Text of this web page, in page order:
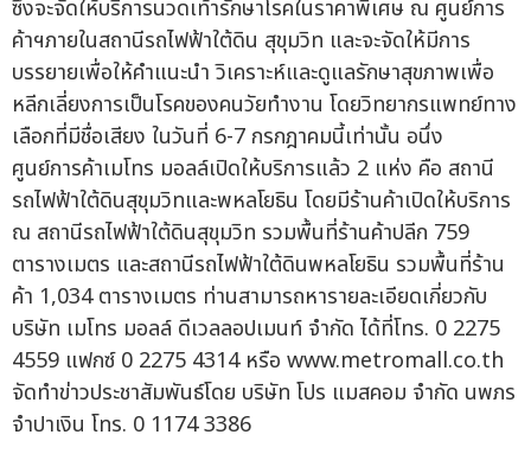
ซึ่งจะจัดให้บริการนวดเท้ารักษาโรคในราคาพิเศษ ณ ศูนย์การ
ค้าฯภายในสถานีรถไฟฟ้าใต้ดิน สุขุมวิท และจะจัดให้มีการ
บรรยายเพื่อให้คำแนะนำ วิเคราะห์และดูแลรักษาสุขภาพเพื่อ
หลีกเลี่ยงการเป็นโรคของคนวัยทำงาน โดยวิทยากรแพทย์ทาง
เลือกที่มีชื่อเสียง ในวันที่ 6-7 กรกฎาคมนี้เท่านั้น อนึ่ง
ศูนย์การค้าเมโทร มอลล์เปิดให้บริการแล้ว 2 แห่ง คือ สถานี
รถไฟฟ้าใต้ดินสุขุมวิทและพหลโยธิน โดยมีร้านค้าเปิดให้บริการ
ณ สถานีรถไฟฟ้าใต้ดินสุขุมวิท รวมพื้นที่ร้านค้าปลีก 759
ตารางเมตร และสถานีรถไฟฟ้าใต้ดินพหลโยธิน รวมพื้นที่ร้าน
ค้า 1,034 ตารางเมตร ท่านสามารถหารายละเอียดเกี่ยวกับ
บริษัท เมโทร มอลล์ ดีเวลลอปเมนท์ จำกัด ได้ที่โทร. 0 2275
4559 แฟกซ์ 0 2275 4314 หรือ www.metromall.co.th
จัดทำข่าวประชาสัมพันธ์โดย บริษัท โปร แมสคอม จำกัด นพภร
จำปาเงิน โทร. 0 1174 3386